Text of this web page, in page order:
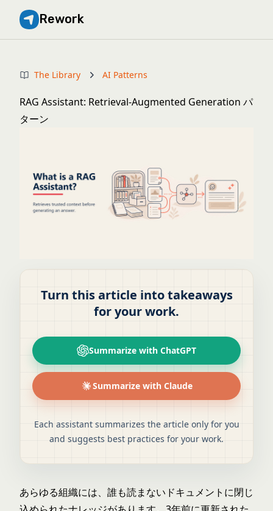
Rework
The Library AI Patterns
RAG Assistant: Retrieval-Augmented Generation パ
ターン
Turn this article into takeaways
for your work.
Summarize with ChatGPT
Summarize with Claude
Each assistant summarizes the article only for you
and suggests best practices for your work.
あらゆる組織には、誰も読まないドキュメントに閉じ